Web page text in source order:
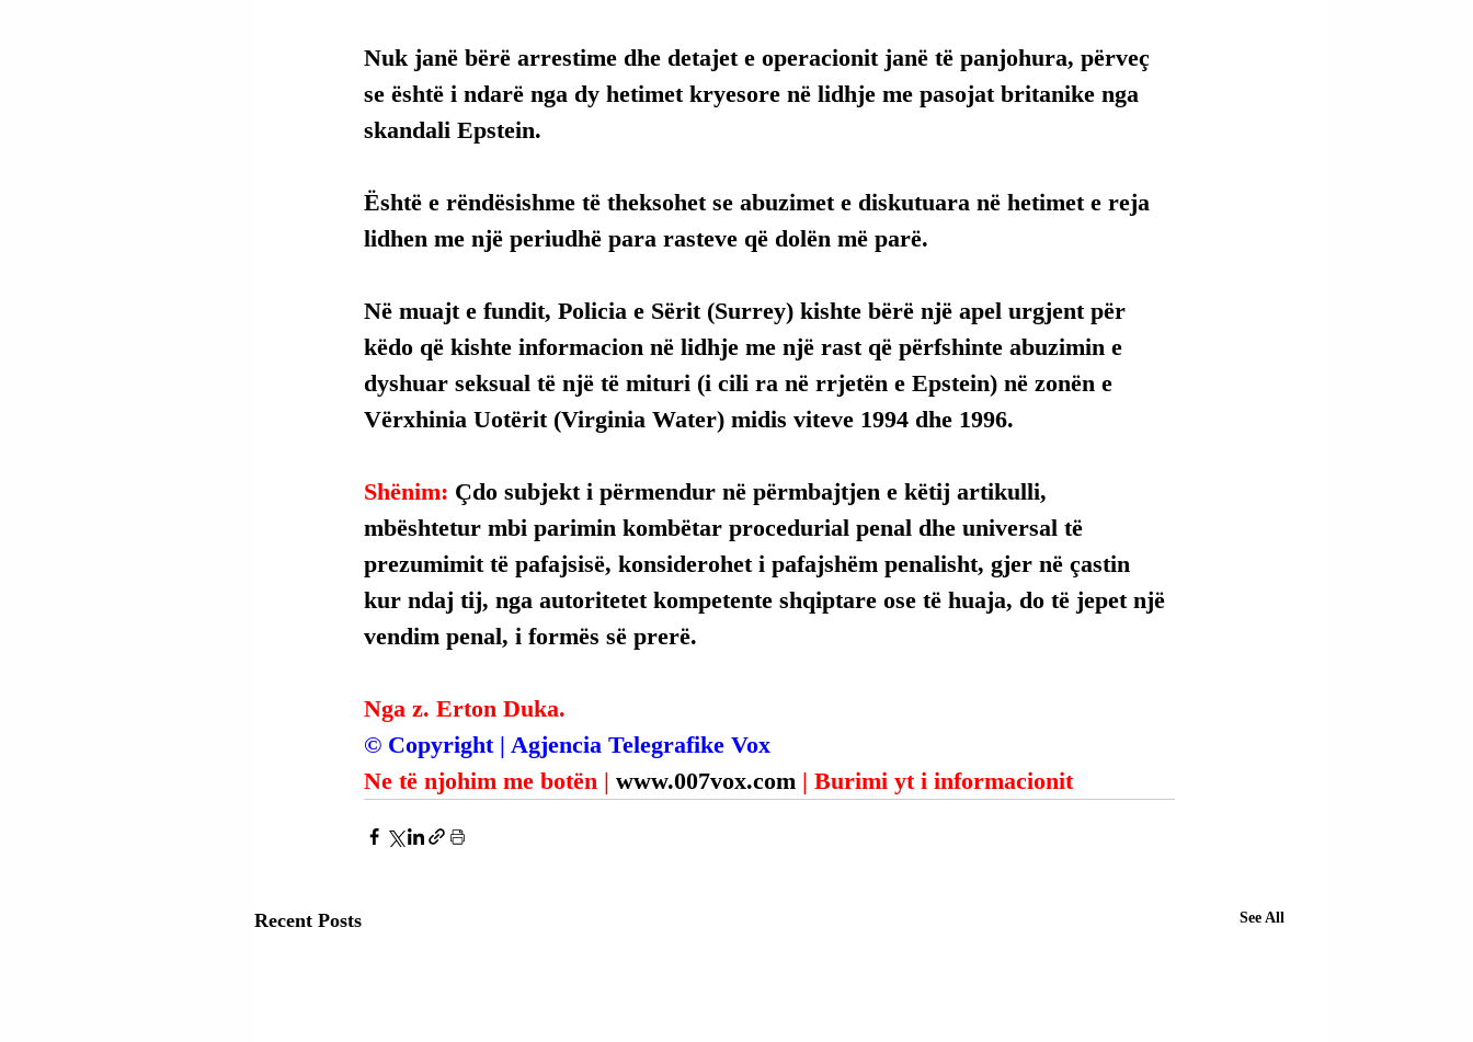
Nuk janë bërë arrestime dhe detajet e operacionit janë të panjohura, përveç
se është i ndarë nga dy hetimet kryesore në lidhje me pasojat britanike nga
skandali Epstein.
Është e rëndësishme të theksohet se abuzimet e diskutuara në hetimet e reja
lidhen me një periudhë para rasteve që dolën më parë.
Në muajt e fundit, Policia e Sërit (Surrey) kishte bërë një apel urgjent për
këdo që kishte informacion në lidhje me një rast që përfshinte abuzimin e
dyshuar seksual të një të mituri (i cili ra në rrjetën e Epstein) në zonën e
Vërxhinia Uotërit (Virginia Water) midis viteve 1994 dhe 1996.
Shënim: Çdo subjekt i përmendur në përmbajtjen e këtij artikulli,
mbështetur mbi parimin kombëtar procedurial penal dhe universal të
prezumimit të pafajsisë, konsiderohet i pafajshëm penalisht, gjer në çastin
kur ndaj tij, nga autoritetet kompetente shqiptare ose të huaja, do të jepet një
vendim penal, i formës së prerë.
Nga z. Erton Duka.
© Copyright | Agjencia Telegrafike Vox
Ne të njohim me botën | www.007vox.com | Burimi yt i informacionit
Recent Posts See All